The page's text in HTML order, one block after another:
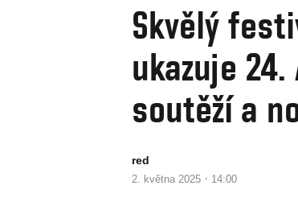
Skvělý
ukazuje
soutěží a
red
2. května 2025 · 14:00